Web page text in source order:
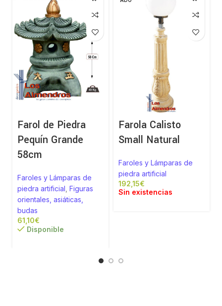
Farol de Piedra
Pequín Grande
58cm
Faroles y Lámparas de
piedra artificial ,Figuras
orientales, asiáticas,
budas
€
Disponible
Farola Calisto
Small Natural
Faroles y Lámparas de
piedra artificial
€
Sin existencias